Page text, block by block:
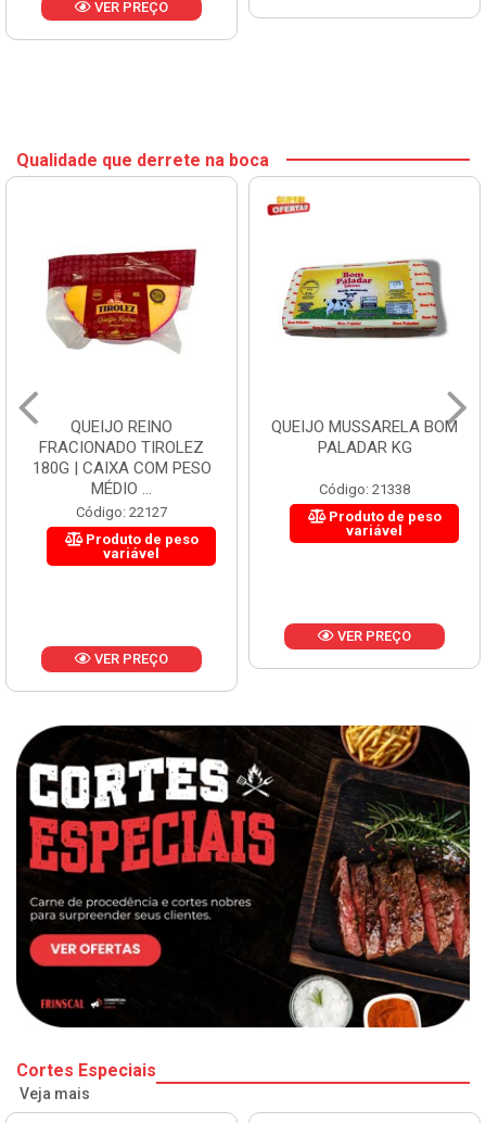
VER PREÇO
Qualidade que derrete na boca
QUEIJO REINO
FRACIONADO TIROLEZ
180G | CAIXA COM PESO
MÉDIO ...
Código: 22127
Produto de peso
variável
VER PREÇO
QUEIJO MUSSARELA BOM
PALADAR KG
Código: 21338
Produto de peso
variável
VER PREÇO
Cortes Especiais
Veja mais